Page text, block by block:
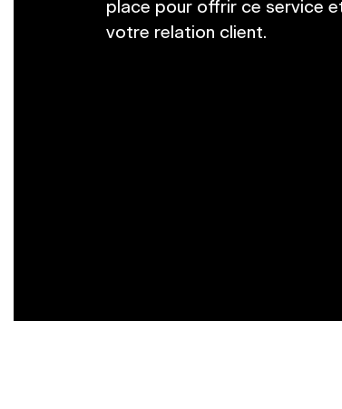
place pour offrir ce service
votre relation client.